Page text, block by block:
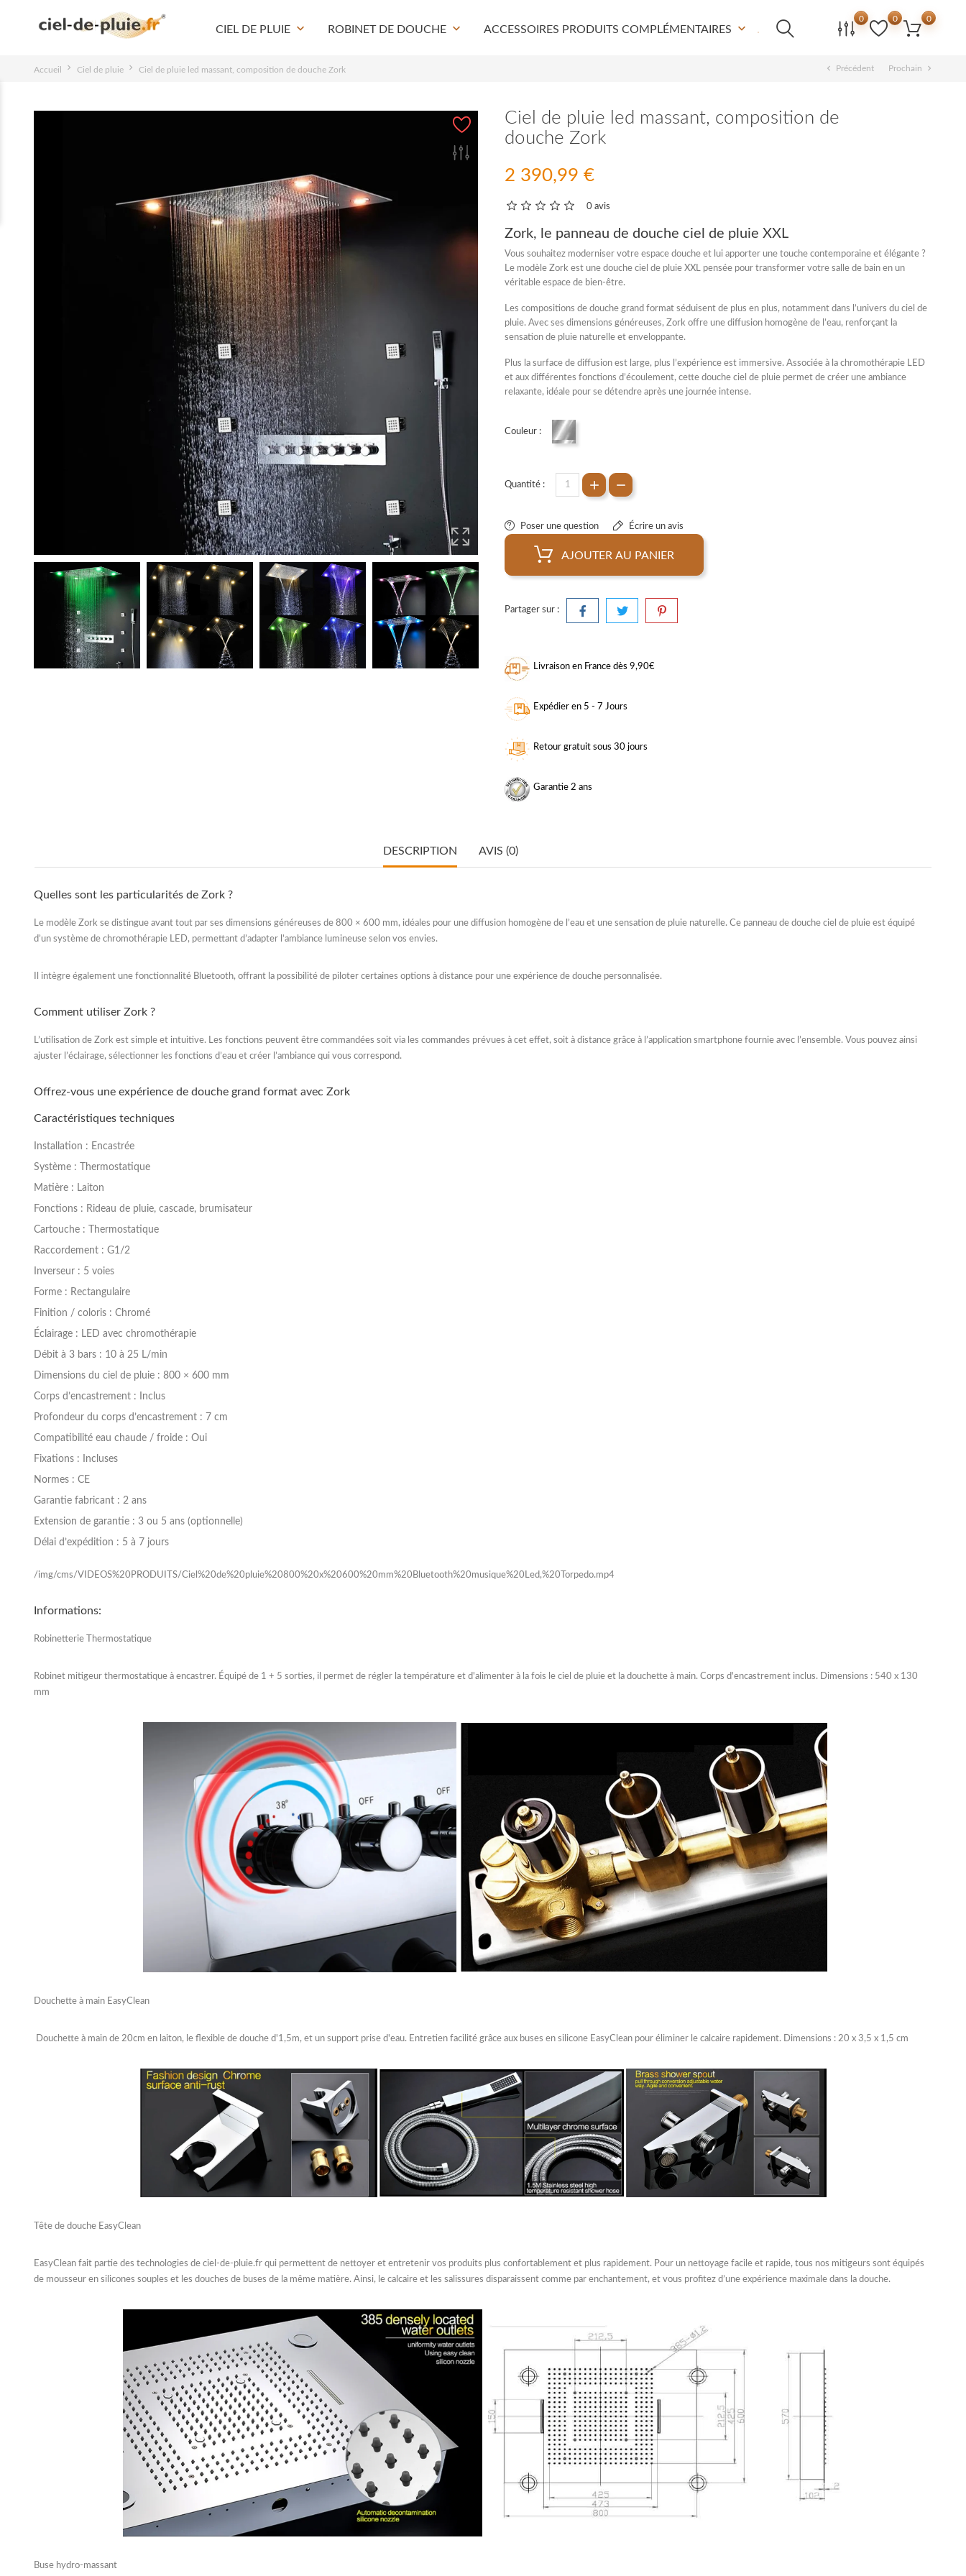
CIEL DE PLUIE keyboard_arrow_down ROBINET DE DOUCHE keyboard_arrow_down ACCESSOIRES PRODUITS COMPLÉMENTAIRES keyboard_arrow_down
0
0
0
Accueil Ciel de pluie Ciel de pluie led massant, composition de douche Zork chevron_left Précédent Prochain chevron_right
Ciel de pluie led massant, composition de
douche Zork
2 390,99 €
0 avis
Zork, le panneau de douche ciel de pluie XXL
Vous souhaitez moderniser votre espace douche et lui apporter une touche contemporaine et élégante ?
Le modèle Zork est une douche ciel de pluie XXL pensée pour transformer votre salle de bain en un
véritable espace de bien-être.
Les compositions de douche grand format séduisent de plus en plus, notamment dans l’univers du ciel de
pluie. Avec ses dimensions généreuses, Zork offre une diffusion homogène de l’eau, renforçant la
sensation de pluie naturelle et enveloppante.
Plus la surface de diffusion est large, plus l’expérience est immersive. Associée à la chromothérapie LED
et aux différentes fonctions d’écoulement, cette douche ciel de pluie permet de créer une ambiance
relaxante, idéale pour se détendre après une journée intense.
Couleur :
Quantité :
Poser une question Écrire un avis
AJOUTER AU PANIER
Partager sur :
Livraison en France dès 9,90€
Expédier en 5 - 7 Jours
Retour gratuit sous 30 jours
Garantie 2 ans
DESCRIPTION AVIS (0)
Quelles sont les particularités de Zork ?
Le modèle Zork se distingue avant tout par ses dimensions généreuses de 800 × 600 mm, idéales pour une diffusion homogène de l’eau et une sensation de pluie naturelle. Ce panneau de douche ciel de pluie est équipé
d’un système de chromothérapie LED, permettant d’adapter l’ambiance lumineuse selon vos envies.
Il intègre également une fonctionnalité Bluetooth, offrant la possibilité de piloter certaines options à distance pour une expérience de douche personnalisée.
Comment utiliser Zork ?
L’utilisation de Zork est simple et intuitive. Les fonctions peuvent être commandées soit via les commandes prévues à cet effet, soit à distance grâce à l’application smartphone fournie avec l’ensemble. Vous pouvez ainsi
ajuster l’éclairage, sélectionner les fonctions d’eau et créer l’ambiance qui vous correspond.
Offrez-vous une expérience de douche grand format avec Zork
Caractéristiques techniques
Installation : Encastrée
Système : Thermostatique
Matière : Laiton
Fonctions : Rideau de pluie, cascade, brumisateur
Cartouche : Thermostatique
Raccordement : G1/2
Inverseur : 5 voies
Forme : Rectangulaire
Finition / coloris : Chromé
Éclairage : LED avec chromothérapie
Débit à 3 bars : 10 à 25 L/min
Dimensions du ciel de pluie : 800 × 600 mm
Corps d’encastrement : Inclus
Profondeur du corps d’encastrement : 7 cm
Compatibilité eau chaude / froide : Oui
Fixations : Incluses
Normes : CE
Garantie fabricant : 2 ans
Extension de garantie : 3 ou 5 ans (optionnelle)
Délai d’expédition : 5 à 7 jours
/img/cms/VIDEOS%20PRODUITS/Ciel%20de%20pluie%20800%20x%20600%20mm%20Bluetooth%20musique%20Led,%20Torpedo.mp4
Informations:
Robinetterie Thermostatique
Robinet mitigeur thermostatique à encastrer. Équipé de 1 + 5 sorties, il permet de régler la température et d'alimenter à la fois le ciel de pluie et la douchette à main. Corps d'encastrement inclus. Dimensions : 540 x 130
mm
Douchette à main EasyClean
Douchette à main de 20cm en laiton, le flexible de douche d'1,5m, et un support prise d'eau. Entretien facilité grâce aux buses en silicone EasyClean pour éliminer le calcaire rapidement. Dimensions : 20 x 3,5 x 1,5 cm
Tête de douche EasyClean
EasyClean fait partie des technologies de ciel-de-pluie.fr qui permettent de nettoyer et entretenir vos produits plus confortablement et plus rapidement. Pour un nettoyage facile et rapide, tous nos mitigeurs sont équipés
de mousseur en silicones souples et les douches de buses de la même matière. Ainsi, le calcaire et les salissures disparaissent comme par enchantement, et vous profitez d’une expérience maximale dans la douche.
Buse hydro-massant